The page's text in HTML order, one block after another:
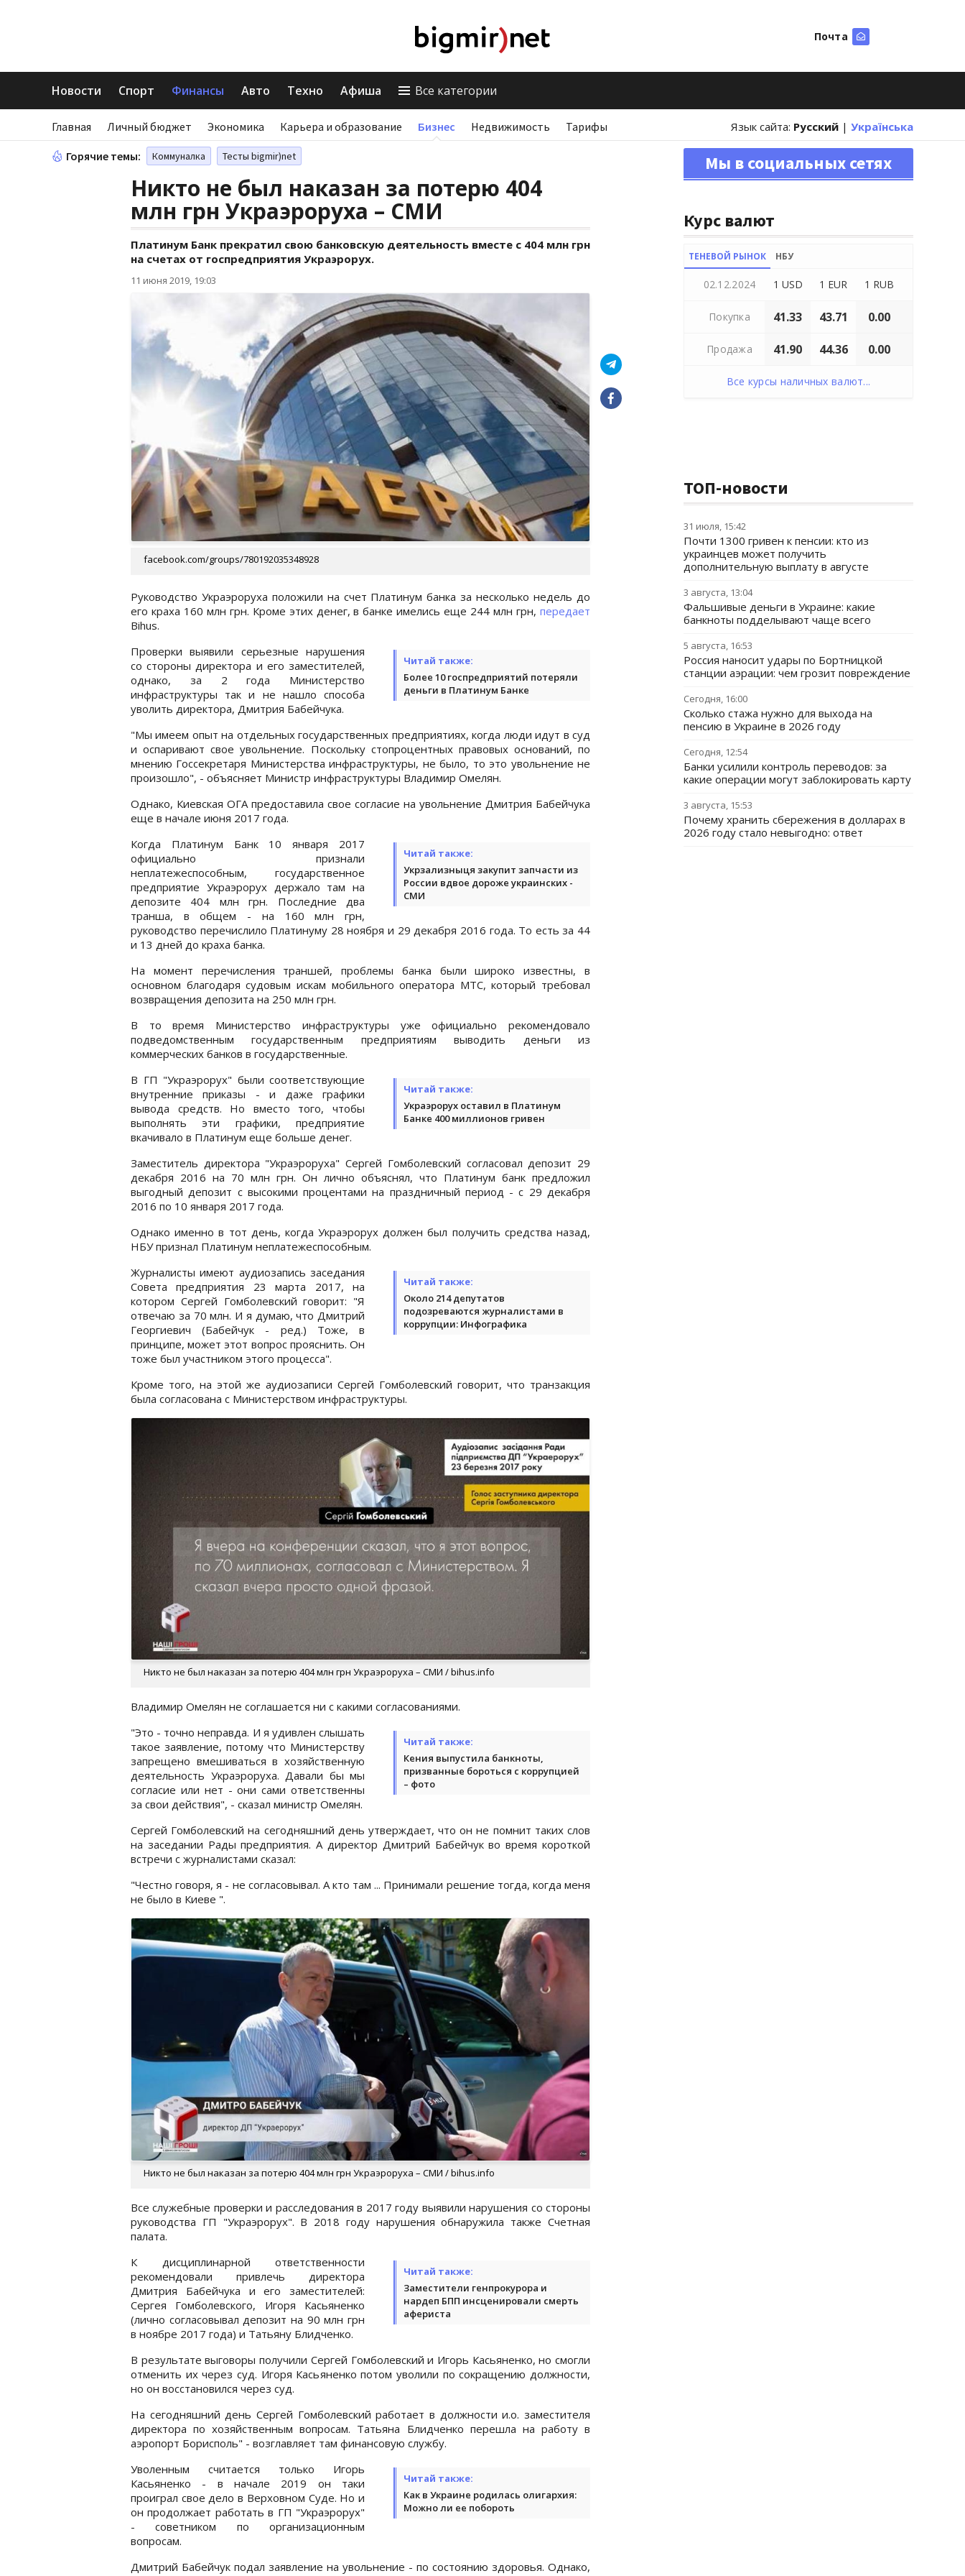
Почта
Новости Спорт Финансы Авто Техно Афиша Все категории
Главная Личный бюджет Экономика Карьера и образование Бизнес Недвижимость Тарифы Язык сайта: Русский | Українська
Горячие темы: Коммуналка Тесты bigmir)net
Никто не был наказан за потерю 404
млн грн Украэроруха – СМИ
Платинум Банк прекратил свою банковскую деятельность вместе с 404 млн грн
на счетах от госпредприятия Украэрорух.
11 июня 2019, 19:03
facebook.com/groups/780192035348928
Руководство Украэроруха положили на счет Платинум банка за несколько недель до
его краха 160 млн грн. Кроме этих денег, в банке имелись еще 244 млн грн, передает
Bihus.
Читай также:
Более 10 госпредприятий потеряли
деньги в Платинум Банке
Проверки выявили серьезные нарушения
со стороны директора и его заместителей,
однако, за 2 года Министерство
инфраструктуры так и не нашло способа
уволить директора, Дмитрия Бабейчука.
"Мы имеем опыт на отдельных государственных предприятиях, когда люди идут в суд
и оспаривают свое увольнение. Поскольку стопроцентных правовых оснований, по
мнению Госсекретаря Министерства инфраструктуры, не было, то это увольнение не
произошло", - объясняет Министр инфраструктуры Владимир Омелян.
Однако, Киевская ОГА предоставила свое согласие на увольнение Дмитрия Бабейчука
еще в начале июня 2017 года.
Читай также:
Укрзализныця закупит запчасти из
России вдвое дороже украинских -
СМИ
Когда Платинум Банк 10 января 2017
официально признали
неплатежеспособным, государственное
предприятие Украэрорух держало там на
депозите 404 млн грн. Последние два
транша, в общем - на 160 млн грн,
руководство перечислило Платинуму 28 ноября и 29 декабря 2016 года. То есть за 44
и 13 дней до краха банка.
На момент перечисления траншей, проблемы банка были широко известны, в
основном благодаря судовым искам мобильного оператора МТС, который требовал
возвращения депозита на 250 млн грн.
В то время Министерство инфраструктуры уже официально рекомендовало
подведомственным государственным предприятиям выводить деньги из
коммерческих банков в государственные.
Читай также:
Украэрорух оставил в Платинум
Банке 400 миллионов гривен
В ГП "Украэрорух" были соответствующие
внутренние приказы - и даже графики
вывода средств. Но вместо того, чтобы
выполнять эти графики, предприятие
вкачивало в Платинум еще больше денег.
Заместитель директора "Украэроруха" Сергей Гомболевский согласовал депозит 29
декабря 2016 на 70 млн грн. Он лично объяснял, что Платинум банк предложил
выгодный депозит с высокими процентами на праздничный период - с 29 декабря
2016 по 10 января 2017 года.
Однако именно в тот день, когда Украэрорух должен был получить средства назад,
НБУ признал Платинум неплатежеспособным.
Читай также:
Около 214 депутатов
подозреваются журналистами в
коррупции: Инфографика
Журналисты имеют аудиозапись заседания
Совета предприятия 23 марта 2017, на
котором Сергей Гомболевский говорит: "Я
отвечаю за 70 млн. И я думаю, что Дмитрий
Георгиевич (Бабейчук - ред.) Тоже, в
принципе, может этот вопрос прояснить. Он
тоже был участником этого процесса".
Кроме того, на этой же аудиозаписи Сергей Гомболевский говорит, что транзакция
была согласована с Министерством инфраструктуры.
Никто не был наказан за потерю 404 млн грн Украэроруха – СМИ / bihus.info
Владимир Омелян не соглашается ни с какими согласованиями.
Читай также:
Кения выпустила банкноты,
призванные бороться с коррупцией
– фото
"Это - точно неправда. И я удивлен слышать
такое заявление, потому что Министерству
запрещено вмешиваться в хозяйственную
деятельность Украэроруха. Давали бы мы
согласие или нет - они сами ответственны
за свои действия", - сказал министр Омелян.
Сергей Гомболевский на сегодняшний день утверждает, что он не помнит таких слов
на заседании Рады предприятия. А директор Дмитрий Бабейчук во время короткой
встречи с журналистами сказал:
"Честно говоря, я - не согласовывал. А кто там ... Принимали решение тогда, когда меня
не было в Киеве ".
Никто не был наказан за потерю 404 млн грн Украэроруха – СМИ / bihus.info
Все служебные проверки и расследования в 2017 году выявили нарушения со стороны
руководства ГП "Украэрорух". В 2018 году нарушения обнаружила также Счетная
палата.
Читай также:
Заместители генпрокурора и
нардеп БПП инсценировали смерть
афериста
К дисциплинарной ответственности
рекомендовали привлечь директора
Дмитрия Бабейчука и его заместителей:
Сергея Гомболевского, Игоря Касьяненко
(лично согласовывал депозит на 90 млн грн
в ноябре 2017 года) и Татьяну Блидченко.
В результате выговоры получили Сергей Гомболевский и Игорь Касьяненко, но смогли
отменить их через суд. Игоря Касьяненко потом уволили по сокращению должности,
но он восстановился через суд.
На сегодняшний день Сергей Гомболевский работает в должности и.о. заместителя
директора по хозяйственным вопросам. Татьяна Блидченко перешла на работу в
аэропорт Борисполь" - возглавляет там финансовую службу.
Читай также:
Как в Украине родилась олигархия:
Можно ли ее побороть
Уволенным считается только Игорь
Касьяненко - в начале 2019 он таки
проиграл свое дело в Верховном Суде. Но и
он продолжает работать в ГП "Украэрорух"
- советником по организационным
вопросам.
Дмитрий Бабейчук подал заявление на увольнение - по состоянию здоровья. Однако,
Мы в социальных сетях
Курс валют
ТЕНЕВОЙ РЫНОК НБУ
02.12.2024 1 USD 1 EUR 1 RUB
Покупка 41.33 43.71 0.00
Продажа 41.90 44.36 0.00
Все курсы наличных валют...
ТОП-новости
31 июля, 15:42
Почти 1300 гривен к пенсии: кто из
украинцев может получить
дополнительную выплату в августе
3 августа, 13:04
Фальшивые деньги в Украине: какие
банкноты подделывают чаще всего
5 августа, 16:53
Россия наносит удары по Бортницкой
станции аэрации: чем грозит повреждение
Сегодня, 16:00
Сколько стажа нужно для выхода на
пенсию в Украине в 2026 году
Сегодня, 12:54
Банки усилили контроль переводов: за
какие операции могут заблокировать карту
3 августа, 15:53
Почему хранить сбережения в долларах в
2026 году стало невыгодно: ответ